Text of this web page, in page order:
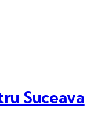
Suceava